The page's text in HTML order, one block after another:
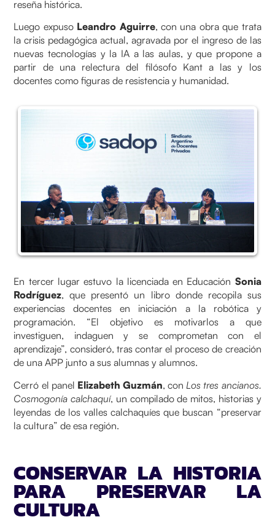
reseña histórica.
Luego expuso Leandro Aguirre, con una obra que trata
la crisis pedagógica actual, agravada por el ingreso de las
nuevas tecnologías y la IA a las aulas, y que propone a
partir de una relectura del filósofo Kant a las y los
docentes como figuras de resistencia y humanidad.
En tercer lugar estuvo la licenciada en Educación Sonia
Rodríguez, que presentó un libro donde recopila sus
experiencias docentes en iniciación a la robótica y
programación. “El objetivo es motivarlos a que
investiguen, indaguen y se comprometan con el
aprendizaje”, consideró, tras contar el proceso de creación
de una APP junto a sus alumnas y alumnos.
Cerró el panel Elizabeth Guzmán, con Los tres ancianos.
Cosmogonía calchaquí, un compilado de mitos, historias y
leyendas de los valles calchaquíes que buscan “preservar
la cultura” de esa región.
CONSERVAR LA HISTORIA
PARA PRESERVAR LA
CULTURA